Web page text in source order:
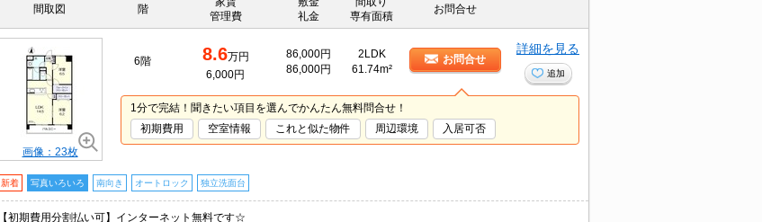
間取図 階
管理費
礼金
専有面積
お問合せ
画像：23枚
6階 8.6万円
6,000円
86,000円
86,000円
2LDK
61.74m²
お問合せ
詳細を見る
追加
1分で完結！聞きたい項目を選んでかんたん無料問合せ！
初期費用
空室情報 これと似た物件 周辺環境 入居可否
新着 写真いろいろ 南向き オートロック 独立洗面台
【初期費用分割払い可】インターネット無料です☆